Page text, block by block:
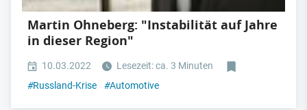
Martin Ohneberg: "Instabilität auf Jahre
in dieser Region"
10.03.2022
Lesezeit: ca. 3 Minuten
#Russland-Krise #Automotive